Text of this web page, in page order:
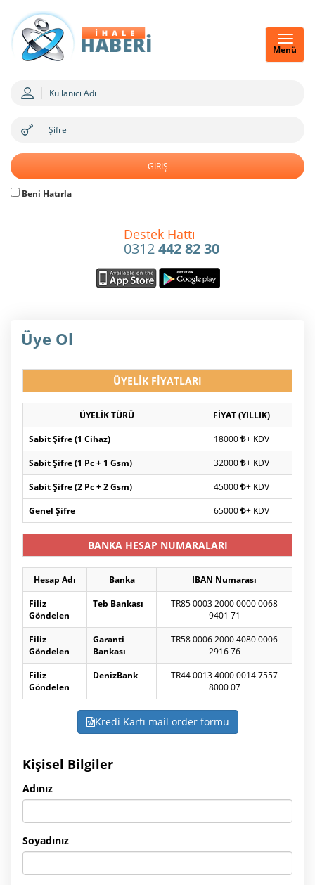
Menü
Beni Hatırla
Destek Hattı
0312442 82 30
Üye Ol
ÜYELİK FİYATLARI
ÜYELİK TÜRÜ
FİYAT (YILLIK)
Sabit Şifre (1 Cihaz)
18000 + KDV
Sabit Şifre (1 Pc + 1 Gsm)
32000 + KDV
Sabit Şifre (2 Pc + 2 Gsm)
45000 + KDV
Genel Şifre
65000 + KDV
BANKA HESAP NUMARALARI
Hesap Adı Banka
IBAN Numarası
Filiz
Göndelen
Teb Bankası
TR85 0003 2000 0000 0068
9401 71
Filiz
Göndelen
Garanti
Bankası
TR58 0006 2000 4080 0006
2916 76
Filiz
Göndelen
DenizBank
TR44 0013 4000 0014 7557
8000 07
Kredi Kartı mail order formu
Kişisel Bilgiler
Adınız
Soyadınız